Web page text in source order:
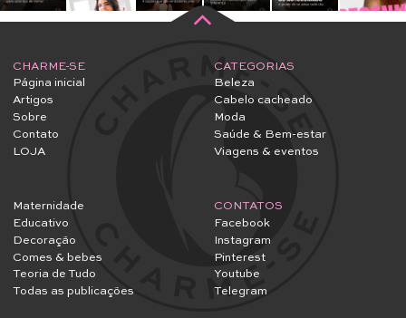
CHARME-SE
Página inicial
Artigos
Sobre
Contato
LOJA
CATEGORIAS
Beleza
Cabelo cacheado
Moda
Saúde & Bem-estar
Viagens & eventos
Maternidade
Educativo
Decoração
Comes & bebes
Teoria de Tudo
Todas as publicações
CONTATOS
Facebook
Instagram
Pinterest
Youtube
Telegram